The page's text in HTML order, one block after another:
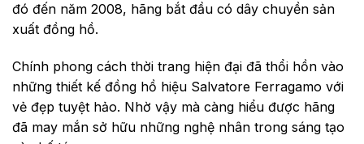
đó đến năm 2008, hãng bắt đầu có dây chuyền sản
xuất đồng hồ.
Chính phong cách thời trang hiện đại đã thổi hồn vào
những thiết kế đồng hồ hiệu Salvatore Ferragamo với
vẻ đẹp tuyệt hảo. Nhờ vậy mà càng hiểu được hãng
đã may mắn sở hữu những nghệ nhân trong sáng tạo